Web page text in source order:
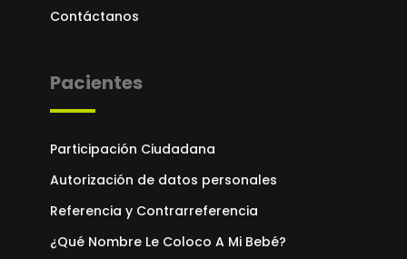
Contáctanos
Pacientes
Participación Ciudadana
Autorización de datos personales
Referencia y Contrarreferencia
¿Qué Nombre Le Coloco A Mi Bebé?